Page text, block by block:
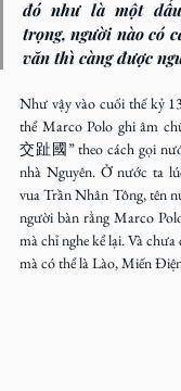
đó như là một
trọng, người nào có
văn thì càng được
Như vậy vào cuối thế kỷ
thể Marco Polo ghi âm
交趾國” theo cách gọi
nhà Nguyên. Ở nước ta
vua Trần Nhân Tông, tên
người bàn rằng Marco
mà chỉ nghe kể lại. Và
mà có thể là Lào, Miến